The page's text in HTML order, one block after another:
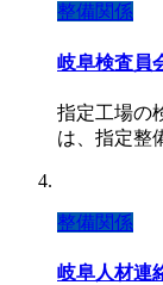
整備関係
岐阜検査員
指定工場の
は、指定整
整備関係
岐阜人材連